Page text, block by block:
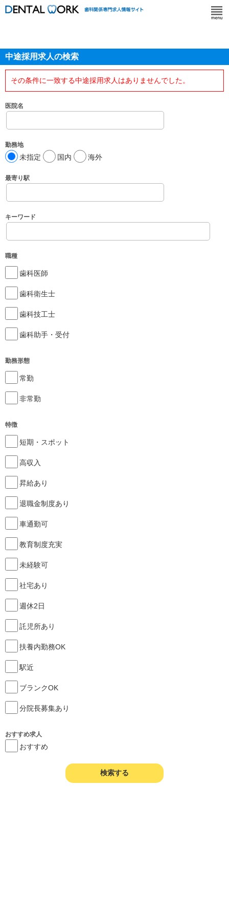
中途採用求人の検索
その条件に一致する中途採用求人はありませんでした。
医院名
勤務地
未指定 国内 海外
最寄り駅
キーワード
職種
歯科医師
歯科衛生士
歯科技工士
歯科助手・受付
勤務形態
常勤
非常勤
特徴
短期・スポット
高収入
昇給あり
退職金制度あり
車通勤可
教育制度充実
未経験可
社宅あり
週休2日
託児所あり
扶養内勤務OK
駅近
ブランクOK
分院長募集あり
おすすめ求人
おすすめ